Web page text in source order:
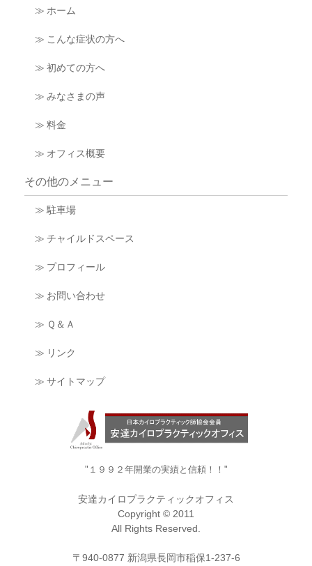
≫ ホーム
≫ こんな症状の方へ
≫ 初めての方へ
≫ みなさまの声
≫ 料金
≫ オフィス概要
その他のメニュー
≫ 駐車場
≫ チャイルドスペース
≫ プロフィール
≫ お問い合わせ
≫ Ｑ＆Ａ
≫ リンク
≫ サイトマップ
"１９９２年開業の実績と信頼！！"
安達カイロプラクティックオフィス
Copyright © 2011
All Rights Reserved.
〒940-0877 新潟県長岡市稲保1-237-6